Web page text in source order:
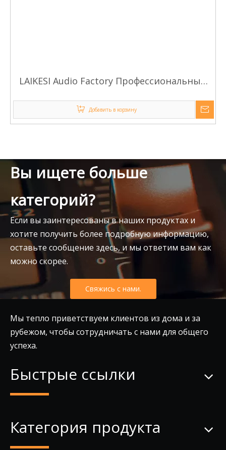
LAIKESI Audio Factory Профессиональный
Добавить в корзину
Вы ищете больше
категорий?
Если вы заинтересованы в наших продуктах и
хотите получить более подробную информацию,
оставьте сообщение здесь, и мы ответим вам как
можно скорее.
Свяжись с нами.
Мы тепло приветствуем клиентов из дома и за
рубежом, чтобы сотрудничать с нами для общего
успеха.
Быстрые ссылки
Категория продукта